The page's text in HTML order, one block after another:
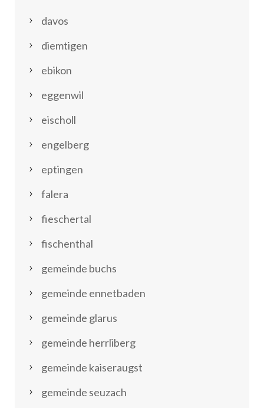
davos
diemtigen
ebikon
eggenwil
eischoll
engelberg
eptingen
falera
fieschertal
fischenthal
gemeinde buchs
gemeinde ennetbaden
gemeinde glarus
gemeinde herrliberg
gemeinde kaiseraugst
gemeinde seuzach